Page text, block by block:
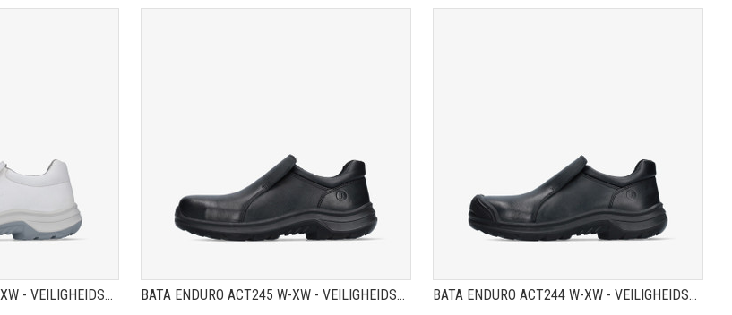
BATA ENDURO ACT256 W-XW - VEILIGHEIDSSCHOEN S3S
TOON PRODUCTPAGINA
BATA ENDURO ACT245 W-XW - VEILIGHEIDSSCHOEN S3S
TOON PRODUCTPAGINA
BATA ENDURO ACT244 W-XW - VEILIGHEIDSSCHOEN S3S